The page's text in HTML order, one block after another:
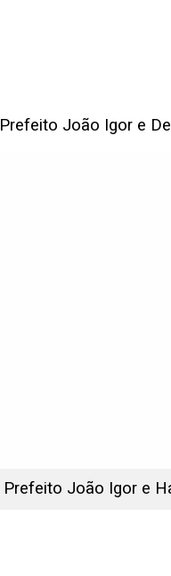
Prefeito João Igor e
Prefeito João Igor e